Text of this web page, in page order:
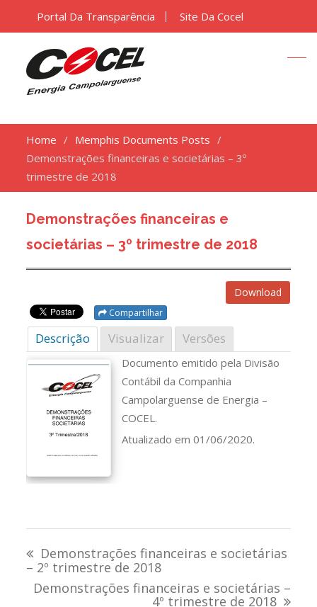
Portal Da Transparência Site Da Cocel
Home
Memphis Documents Posts
Demonstrações financeiras e societárias – 3º
trimestre de 2018
Demonstrações financeiras e
societárias – 3º trimestre de 2018
Download
Compartilhar
Descrição Visualizar Versões
Documento emitido pela Divisão
Contábil da Companhia
Campolarguense de Energia –
COCEL.
Atualizado em 01/06/2020.
de
Post
Demonstrações financeiras e societárias
– 2º trimestre de 2018
Demonstrações financeiras e societárias –
4º trimestre de 2018